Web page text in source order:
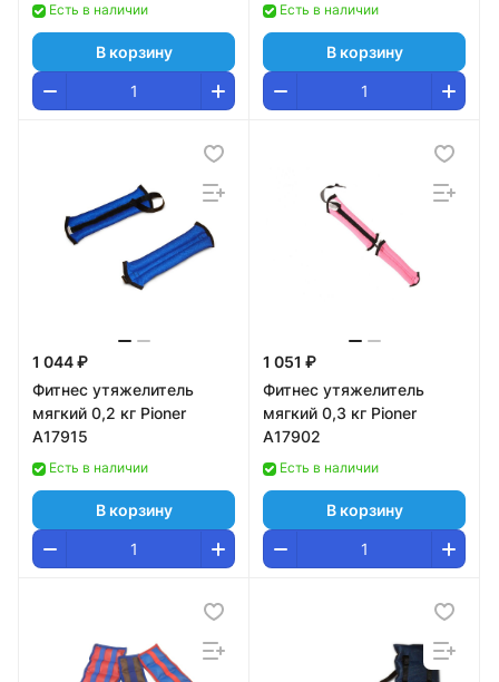
Есть в наличии
В корзину
Есть в наличии
В корзину
1 044 ₽
Фитнес утяжелитель
мягкий 0,2 кг Pioner
A17915
Есть в наличии
В корзину
1 051 ₽
Фитнес утяжелитель
мягкий 0,3 кг Pioner
A17902
Есть в наличии
В корзину